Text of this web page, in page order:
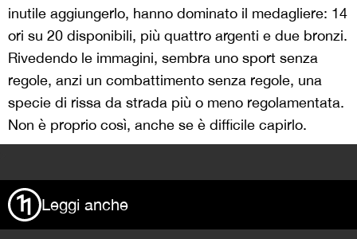
inutile aggiungerlo, hanno dominato il medagliere: 14
ori su 20 disponibili, più quattro argenti e due bronzi.
Rivedendo le immagini, sembra uno sport senza
regole, anzi un combattimento senza regole, una
specie di rissa da strada più o meno regolamentata.
Non è proprio così, anche se è difficile capirlo.
Leggi anche